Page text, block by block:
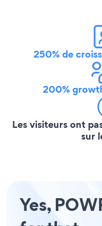
250% de
200%
Les visiteurs ont
sur
Yes,